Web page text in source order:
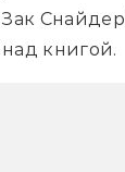
книгой.